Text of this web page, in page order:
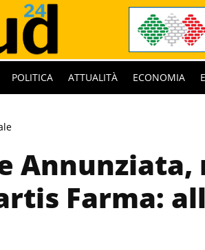
POLITICA ATTUALITÀ ECONOMIA
Annunziata,
Farma: